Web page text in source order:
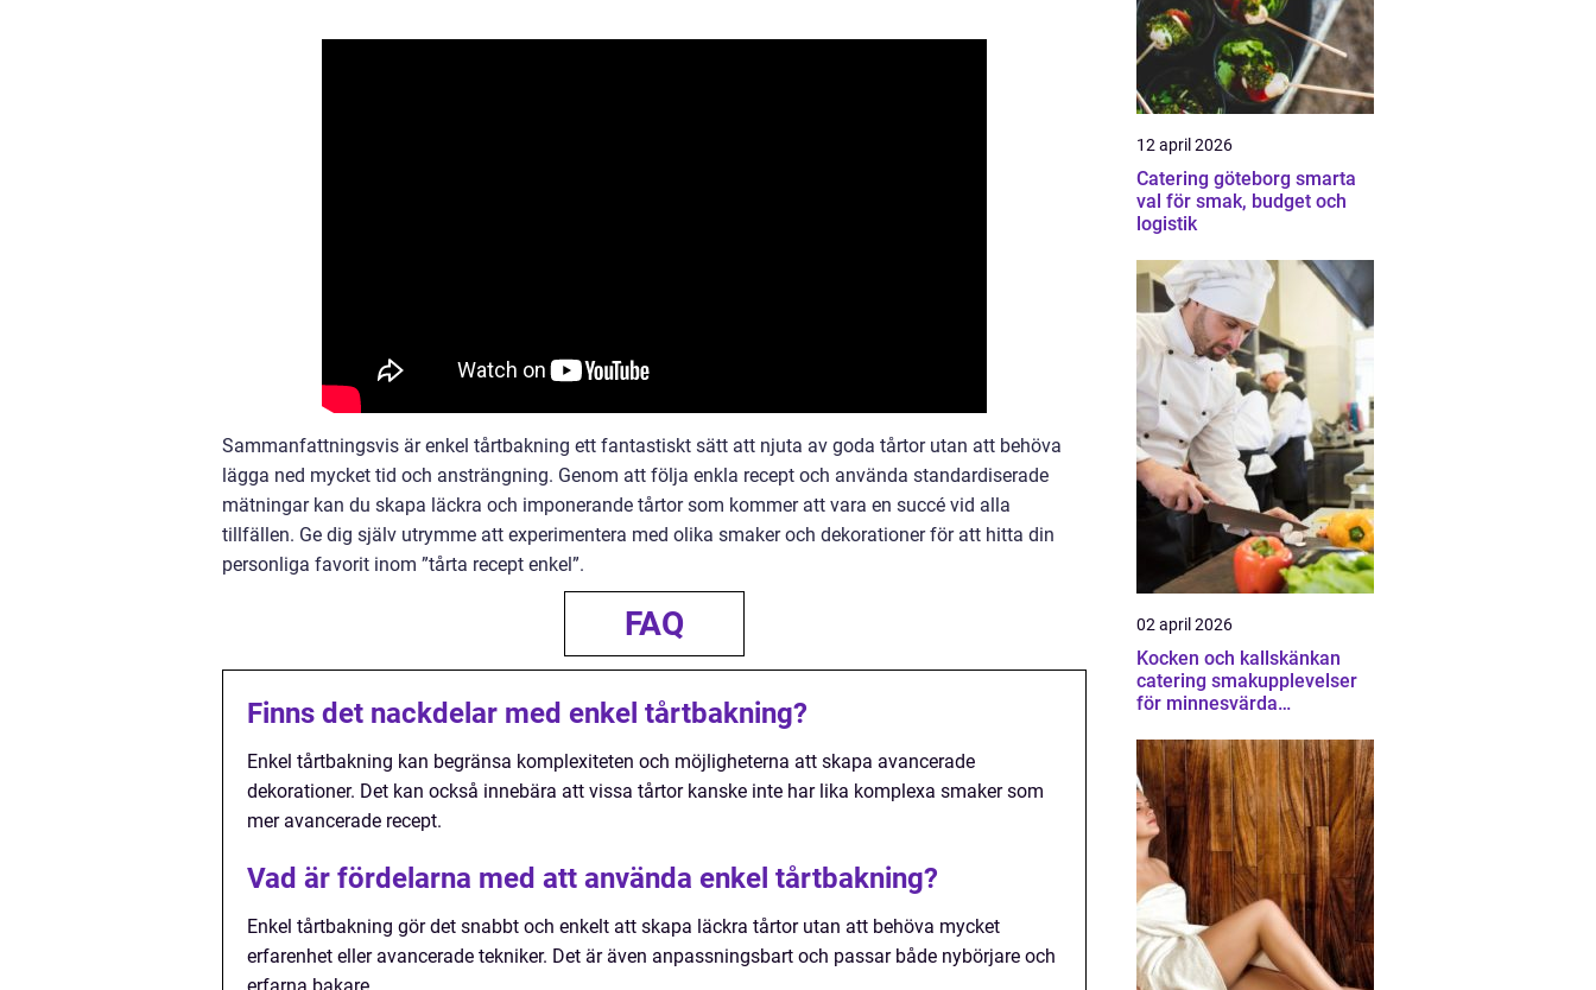
Sammanfattningsvis är enkel tårtbakning ett fantastiskt sätt att njuta av goda tårtor utan att behöva
lägga ned mycket tid och ansträngning. Genom att följa enkla recept och använda standardiserade
mätningar kan du skapa läckra och imponerande tårtor som kommer att vara en succé vid alla
tillfällen. Ge dig själv utrymme att experimentera med olika smaker och dekorationer för att hitta din
personliga favorit inom ”tårta recept enkel”.
FAQ
Finns det nackdelar med enkel tårtbakning?
Enkel tårtbakning kan begränsa komplexiteten och möjligheterna att skapa avancerade
dekorationer. Det kan också innebära att vissa tårtor kanske inte har lika komplexa smaker som
mer avancerade recept.
Vad är fördelarna med att använda enkel tårtbakning?
Enkel tårtbakning gör det snabbt och enkelt att skapa läckra tårtor utan att behöva mycket
erfarenhet eller avancerade tekniker. Det är även anpassningsbart och passar både nybörjare och
12 april 2026
Catering göteborg smarta
val för smak, budget och
logistik
02 april 2026
Kocken och kallskänkan
catering smakupplevelser
för minnesvärda